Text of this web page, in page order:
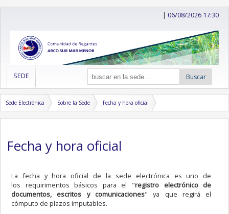
|06/08/2026 17:30
SEDE Buscar
Sede Electrónica Sobre la Sede Fecha y hora oficial
Fecha y hora oficial
La fecha y hora oficial de la sede electrónica es uno de
los requirimentos básicos para el "registro electrónico de
documentos, escritos y comunicaciones" ya que regirá el
cómputo de plazos imputables.